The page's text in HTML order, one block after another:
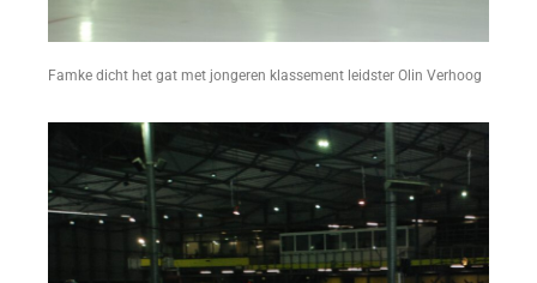
Famke dicht het gat met jongeren klassement leidster Olin Verhoog